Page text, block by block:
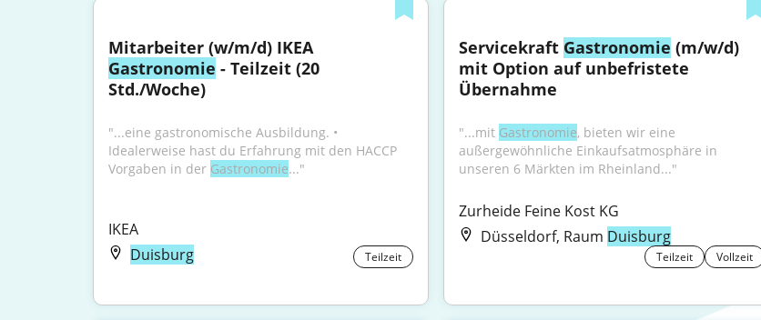
Mitarbeiter (w/m/d) IKEA
Gastronomie - Teilzeit (20
Std./Woche)
"...eine gastronomische Ausbildung. •
Idealerweise hast du Erfahrung mit den HACCP
Vorgaben in der Gastronomie..."
IKEA
Duisburg
Teilzeit
Servicekraft Gastronomie (m/w/d)
mit Option auf unbefristete
Übernahme
"...mit Gastronomie, bieten wir eine
außergewöhnliche Einkaufsatmosphäre in
unseren 6 Märkten im Rheinland..."
Zurheide Feine Kost KG
Düsseldorf, Raum Duisburg
Teilzeit Vollzeit